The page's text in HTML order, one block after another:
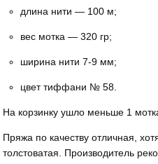
длина нити — 100 м;
вес мотка — 320 гр;
ширина нити 7-9 мм;
цвет тиффани № 58.
На корзинку ушло меньше 1
Пряжа по качеству отличная,
толстоватая. Производитель